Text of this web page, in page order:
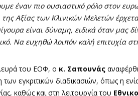
έναν πιο ουσιαστικό ρόλο στον
Αξίας των Κλινικών Μελετών
είναι δύναμη, ειδικά όταν μας
Να ευχηθώ λοιπόν καλή επιτυχία
του ΕΟΦ, ο κ. Σαπουνάς
των εγκριτικών διαδικασιών, όπως η
καθώς και στη λειτουργία του